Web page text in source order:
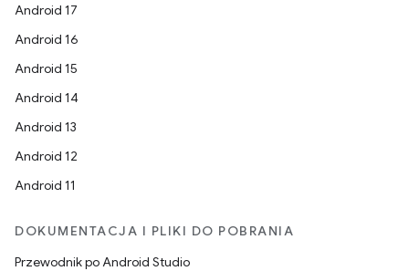
Android 17
Android 16
Android 15
Android 14
Android 13
Android 12
Android 11
DOKUMENTACJA I PLIKI DO POBRANIA
Przewodnik po Android Studio